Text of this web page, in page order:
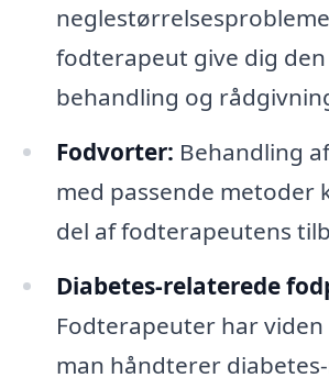
fodterapeut give dig
behandling og
Fodvorter: Behandling
med passende metoder
del af fodterapeutens
Diabetes-relaterede
Fodterapeuter har
man håndterer